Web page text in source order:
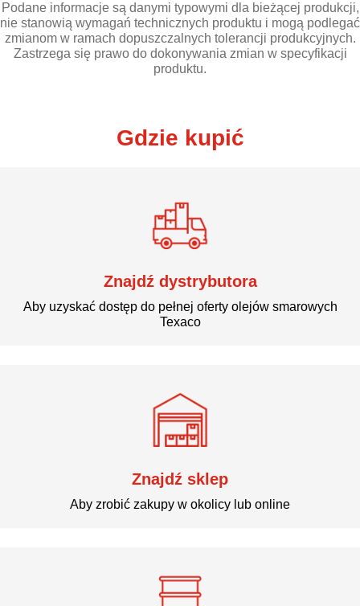
Podane informacje są danymi typowymi dla bieżącej produkcji,
nie stanowią wymagań technicznych produktu i mogą podlegać
zmianom w ramach dopuszczalnych tolerancji produkcyjnych.
Zastrzega się prawo do dokonywania zmian w specyfikacji
produktu.
Gdzie kupić
Znajdź dystrybutora
Aby uzyskać dostęp do pełnej oferty olejów smarowych
Texaco
Znajdź sklep
Aby zrobić zakupy w okolicy lub online